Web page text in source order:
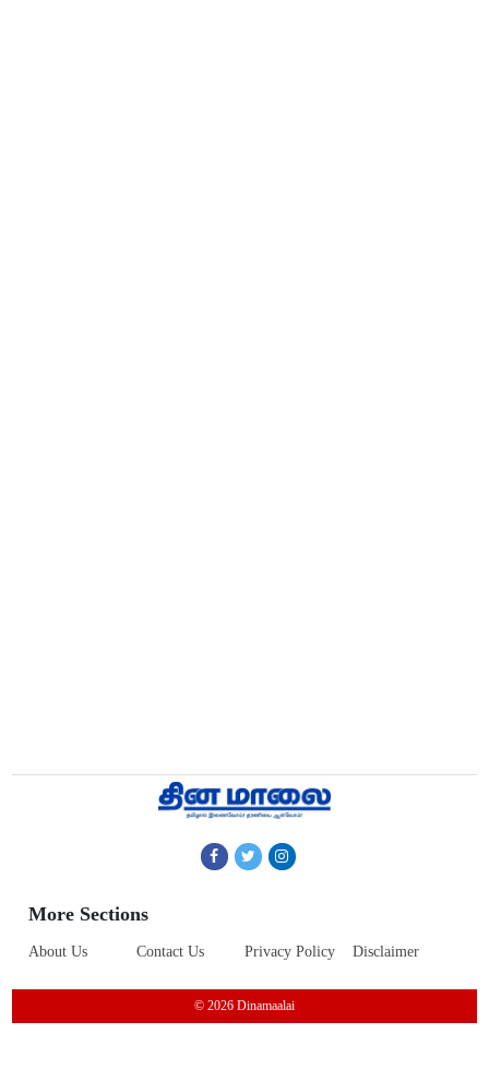
More Sections
About Us Contact Us Privacy Policy Disclaimer
© 2026 Dinamaalai